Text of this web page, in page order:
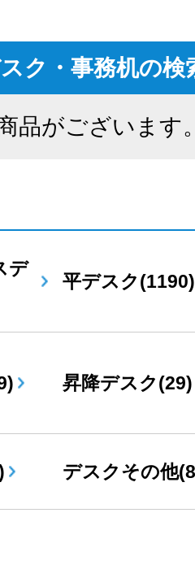
ク・事務机の検
品がございます
デ
平デスク(1190)
昇降デスク(29)
デスクその他